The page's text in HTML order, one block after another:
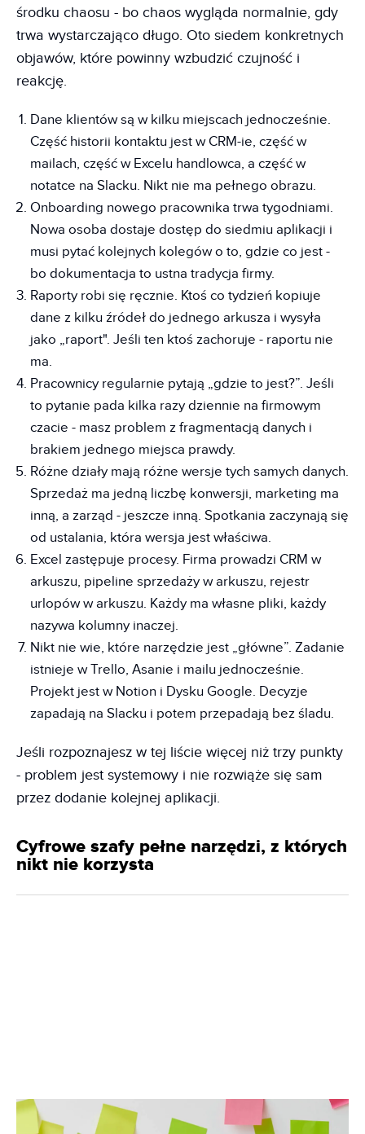
środku chaosu - bo chaos wygląda normalnie, gdy
trwa wystarczająco długo. Oto siedem konkretnych
objawów, które powinny wzbudzić czujność i
reakcję.
Dane klientów są w kilku miejscach jednocześnie.
Część historii kontaktu jest w CRM-ie, część w
mailach, część w Excelu handlowca, a część w
notatce na Slacku. Nikt nie ma pełnego obrazu.
Onboarding nowego pracownika trwa tygodniami.
Nowa osoba dostaje dostęp do siedmiu aplikacji i
musi pytać kolejnych kolegów o to, gdzie co jest -
bo dokumentacja to ustna tradycja firmy.
Raporty robi się ręcznie. Ktoś co tydzień kopiuje
dane z kilku źródeł do jednego arkusza i wysyła
jako „raport". Jeśli ten ktoś zachoruje - raportu nie
ma.
Pracownicy regularnie pytają „gdzie to jest?”. Jeśli
to pytanie pada kilka razy dziennie na firmowym
czacie - masz problem z fragmentacją danych i
brakiem jednego miejsca prawdy.
Różne działy mają różne wersje tych samych danych.
Sprzedaż ma jedną liczbę konwersji, marketing ma
inną, a zarząd - jeszcze inną. Spotkania zaczynają się
od ustalania, która wersja jest właściwa.
Excel zastępuje procesy. Firma prowadzi CRM w
arkuszu, pipeline sprzedaży w arkuszu, rejestr
urlopów w arkuszu. Każdy ma własne pliki, każdy
nazywa kolumny inaczej.
Nikt nie wie, które narzędzie jest „główne”. Zadanie
istnieje w Trello, Asanie i mailu jednocześnie.
Projekt jest w Notion i Dysku Google. Decyzje
zapadają na Slacku i potem przepadają bez śladu.
Jeśli rozpoznajesz w tej liście więcej niż trzy punkty
- problem jest systemowy i nie rozwiąże się sam
przez dodanie kolejnej aplikacji.
Cyfrowe szafy pełne narzędzi, z których
nikt nie korzysta